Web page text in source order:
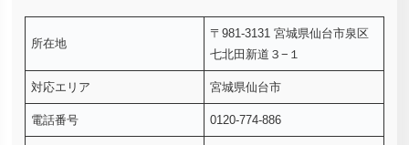
所在地
〒981-3131 宮城県仙台市泉区
七北田新道３−１
対応エリア 宮城県仙台市
電話番号 0120-774-886